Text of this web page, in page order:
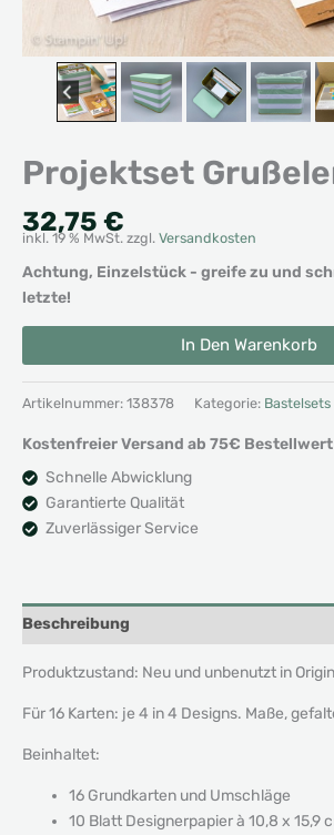
Projektset
32,75 €
inkl. 19 % MwSt. zzgl. Versandkosten
Achtung, Einzelstück - greife zu und
letzte!
Projektset
In Den Warenkorb
Alternative:
Artikelnummer: 138378 Kategorie: Bastelsets
Kostenfreier Versand ab 75€ Bestellwert
Schnelle Abwicklung
Garantierte Qualität
Zuverlässiger Service
Beschreibung
Produktzustand: Neu und unbenutzt in
Für 16 Karten: je 4 in 4 Designs. Maße,
Beinhaltet:
16 Grundkarten und Umschläge
10 Blatt Designerpapier à 10,8 x 15,9